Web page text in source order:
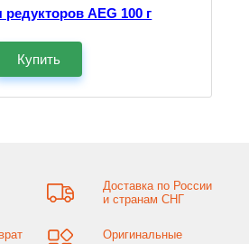
AEG 100 г
Купить
Доставка по России
и странам СНГ
Оригинальные